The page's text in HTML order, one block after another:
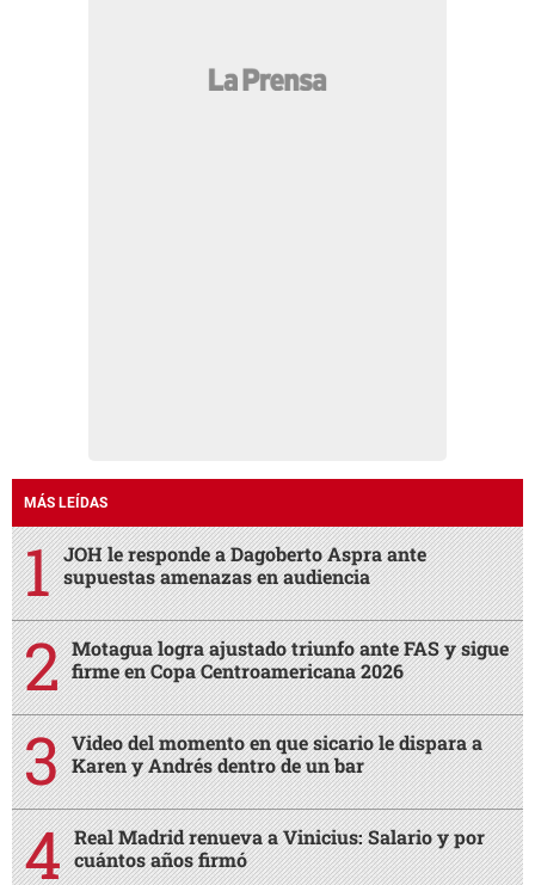
MÁS LEÍDAS
JOH le responde a Dagoberto Aspra ante
supuestas amenazas en audiencia
Motagua logra ajustado triunfo ante FAS y sigue
firme en Copa Centroamericana 2026
Video del momento en que sicario le dispara a
Karen y Andrés dentro de un bar
Real Madrid renueva a Vinicius: Salario y por
cuántos años firmó